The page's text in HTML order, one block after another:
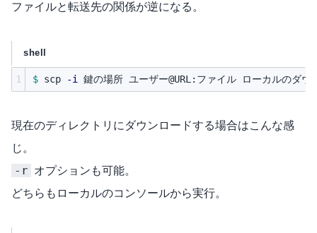
ファイルと転送先の関係が逆になる。
shell
1 $ scp -i
現在のディレクトリにダウンロードする場合はこんな感
じ。
-r オプションも可能。
どちらもローカルのコンソールから実行。